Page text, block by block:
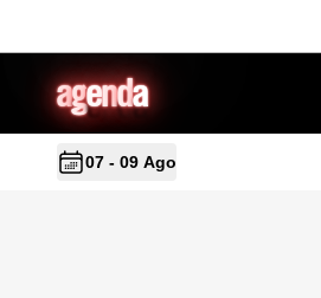
agenda
07 - 09 Ago